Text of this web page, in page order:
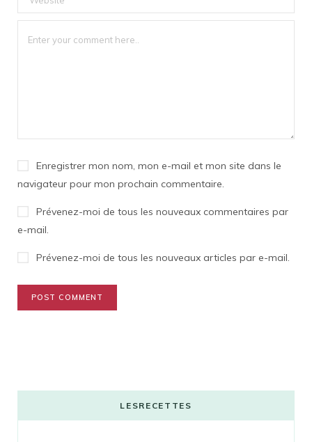
Enregistrer mon nom, mon e-mail et mon site dans le
navigateur pour mon prochain commentaire.
Prévenez-moi de tous les nouveaux commentaires par
e-mail.
Prévenez-moi de tous les nouveaux articles par e-mail.
LESRECETTES